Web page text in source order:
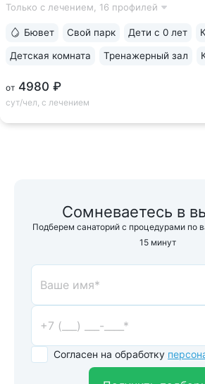
ингаляции, орошения. Природная
Только с лечением, 16 профилей
от 4980 ₽
сут/чел, с лечением
Бювет Свой парк Дети с 0 лет
Детская комната Тренажерный зал
Сомневаетесь в
Подберем санаторий с процедурами по
15 минут
Согласен на обработку